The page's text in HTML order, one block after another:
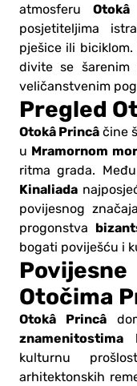
atmosferu
posjetiteljima
pješice ili
divite se šarenim
veličanstvenim
Pregled
Otokâ Princâ čine
u Mramornom
ritma grada.
Kinaliada
povijesnog
progonstva
bogati poviješću i
Otočima
Otokâ Princâ
znamenitostima
kulturnu
arhitektonskih